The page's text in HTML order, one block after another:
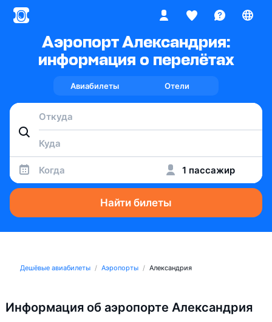
Аэропорт Александрия:
информация о перелётах
Авиабилеты Отели
Когда 1 пассажир
Найти билеты
Дешёвые авиабилеты Аэропорты Александрия
Информация об аэропорте Александрия